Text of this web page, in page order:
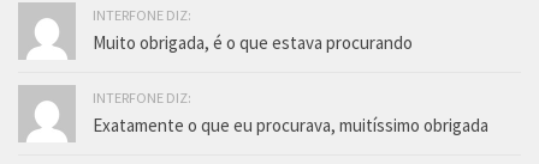
INTERFONE DIZ:
Muito obrigada, é o que estava procurando
INTERFONE DIZ:
Exatamente o que eu procurava, muitíssimo obrigada